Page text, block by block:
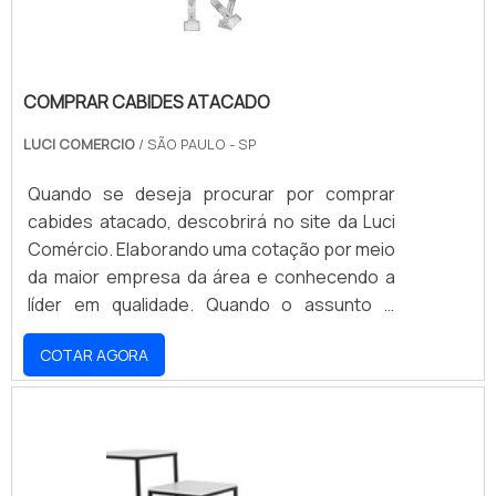
COMPRAR CABIDES ATACADO
LUCI COMERCIO / SÃO PAULO - SP
Quando se deseja procurar por comprar
cabides atacado, descobrirá no site da Luci
Comércio. Elaborando uma cotação por meio
da maior empresa da área e conhecendo a
líder em qualidade. Quando o assunto é
comprar cabides atacado, com os melhores
profissionais da Luci Comércio obterá
excelente custo-benefício com pagamento
COMPRAR CABIDES ATACADOExistem
muitas formas diferentes de demonstrar
COTAR AGORA